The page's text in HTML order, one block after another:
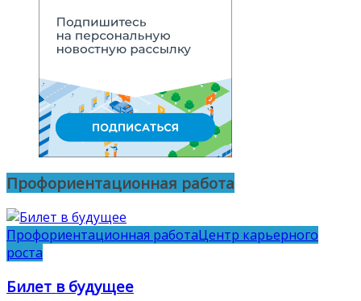
Профориентационная работа
Профориентационная работаЦентр карьерного
роста
Билет в будущее